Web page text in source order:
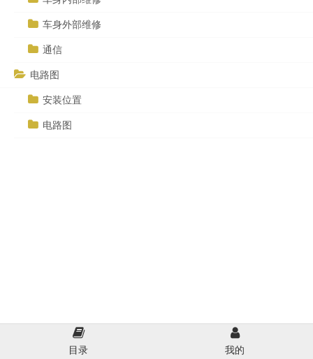
车身外部维修
通信
电路图
安装位置
电路图
目录 我的